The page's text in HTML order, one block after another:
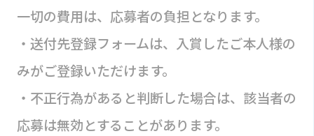
一切の費用は、応募者の負担となります。
・送付先登録フォームは、入賞したご本人様の
みがご登録いただけます。
・不正行為があると判断した場合は、該当者の
応募は無効とすることがあります。